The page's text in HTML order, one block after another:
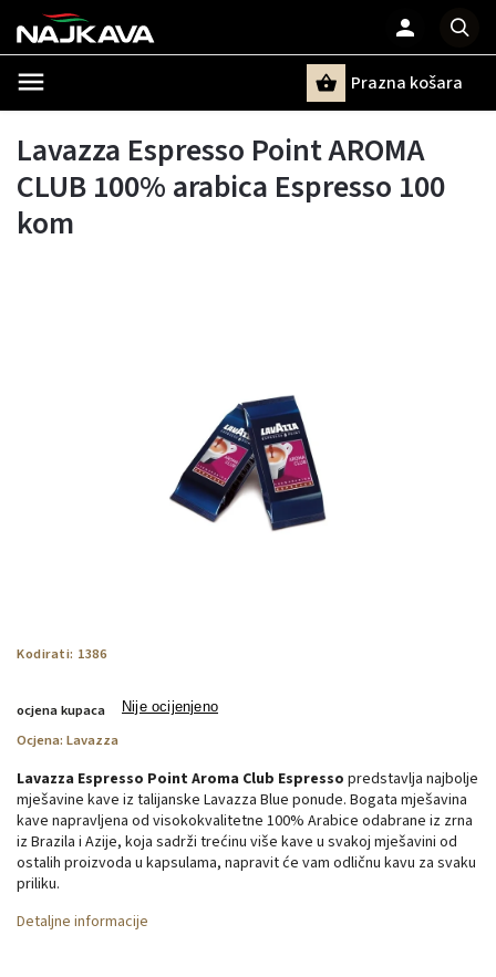
Prazna košara
Lavazza Espresso Point AROMA
CLUB 100% arabica Espresso 100
kom
Kodirati: 1386
ocjena kupaca Nije ocijenjeno
Ocjena: Lavazza
Lavazza Espresso Point Aroma Club Espresso predstavlja najbolje
mješavine kave iz talijanske Lavazza Blue ponude. Bogata mješavina
kave napravljena od visokokvalitetne 100% Arabice odabrane iz zrna
iz Brazila i Azije, koja sadrži trećinu više kave u svakoj mješavini od
ostalih proizvoda u kapsulama, napravit će vam odličnu kavu za svaku
priliku.
Detaljne informacije